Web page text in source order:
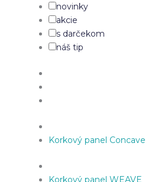
novinky
akcie
s darčekom
náš tip
Korkový panel Concave
Korkový panel WEAVE